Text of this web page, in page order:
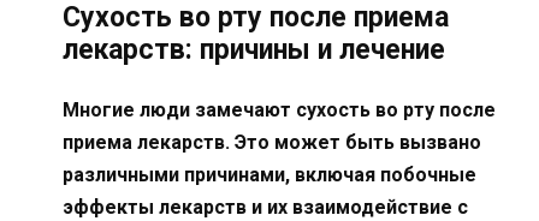
Сухость во рту после приема
лекарств: причины и лечение
Многие люди замечают сухость во рту после
приема лекарств. Это может быть вызвано
различными причинами, включая побочные
эффекты лекарств и их взаимодействие с